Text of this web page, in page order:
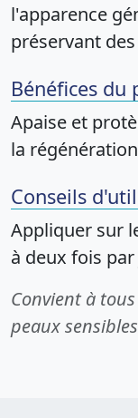
l'apparence
préservant
Bénéfices du
Apaise et
la
Conseils
Appliquer sur
à deux fois
Convient à
peaux